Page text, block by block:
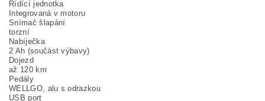
Řídící jednotka
Integrovaná v motoru
Snímač šlapání
torzní
Nabíječka
2 Ah (součást výbavy)
Dojezd
až 120 km
Pedály
WELLGO, alu s odrazkou
USB port